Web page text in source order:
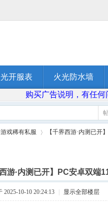
开服表 火光防水墙
购买广告说明，有任何
戏稀有私服
›
【千界西游·内测已开
西游·内测已开】PC安卓双端
2025-10-10 20:24:13 显示全部楼层